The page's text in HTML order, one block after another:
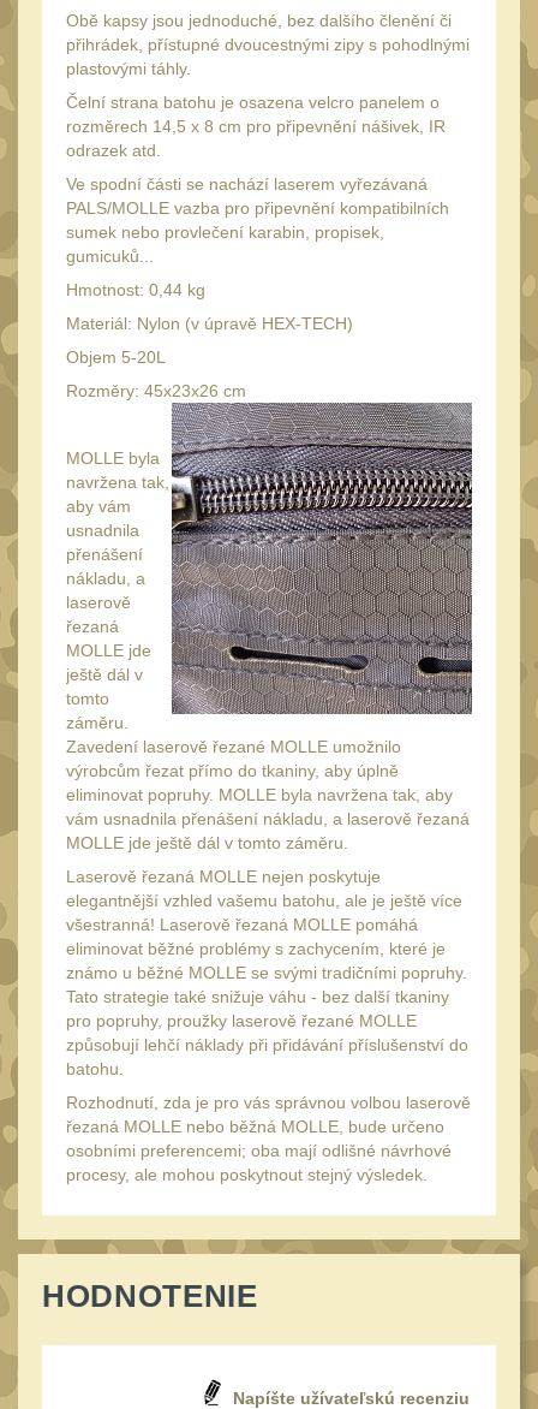
Peněženky 15
Doplňky378
Ramenní popruhy a
vycpávky 10
Kroužky, šňůrky,
koncovky 25
Nášivky
Samonavíjecí držáky1
Zámky 1
Nepromokavý potahy a
Adaptéry33
Taktická pera5
Láhve16
Lékárničky
Na přežití
Ostatní44
MONTÁŽE PRO OPTIKU
Adaptéry a risery 40
Boční montáže 11
Montáže pro optiku179
1" Picatinny 45
1" Dovetail
30mm Picatinny 47
30mm Dovetail 14
Montáže pre kolimátory
Ostatní
Obě kapsy jsou jednoduché, bez dalšího členění či
přihrádek, přístupné dvoucestnými zipy s pohodlnými
plastovými táhly.
Čelní strana batohu je osazena velcro panelem o
rozměrech 14,5 x 8 cm pro připevnění nášivek, IR
odrazek atd.
Ve spodní části se nachází laserem vyřezávaná
PALS/MOLLE vazba pro připevnění kompatibilních
sumek nebo provlečení karabin, propisek,
gumicuků...
Hmotnost: 0,44 kg
Materiál: Nylon (v úpravě HEX-TECH)
Objem 5-20L
Rozměry: 45x23x26 cm
MOLLE byla
navržena tak,
aby vám
usnadnila
přenášení
nákladu, a
laserově
řezaná
MOLLE jde
ještě dál v
tomto
záměru.
Zavedení laserově řezané MOLLE umožnilo
výrobcům řezat přímo do tkaniny, aby úplně
eliminovat popruhy. MOLLE byla navržena tak, aby
vám usnadnila přenášení nákladu, a laserově řezaná
MOLLE jde ještě dál v tomto záměru.
Laserově řezaná MOLLE nejen poskytuje
elegantnější vzhled vašemu batohu, ale je ještě více
všestranná! Laserově řezaná MOLLE pomáhá
eliminovat běžné problémy s zachycením, které je
známo u běžné MOLLE se svými tradičními popruhy.
Tato strategie také snižuje váhu - bez další tkaniny
pro popruhy, proužky laserově řezané MOLLE
způsobují lehčí náklady při přidávání příslušenství do
batohu.
Rozhodnutí, zda je pro vás správnou volbou laserově
řezaná MOLLE nebo běžná MOLLE, bude určeno
osobními preferencemi; oba mají odlišné návrhové
procesy, ale mohou poskytnout stejný výsledek.
HODNOTENIE
Napíšte užívateľskú recenziu